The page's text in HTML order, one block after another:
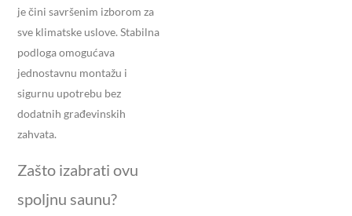
je čini savršenim izborom za
sve klimatske uslove. Stabilna
podloga omogućava
jednostavnu montažu i
sigurnu upotrebu bez
dodatnih građevinskih
zahvata.
Zašto izabrati ovu
spoljnu saunu?